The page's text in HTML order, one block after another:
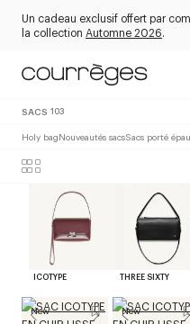
Un cadeau exclusif offert par
la collection Automne 2026.
SACS 103
Holy bagNouveautés sacsSacs porté
ICOTYPE THREE SIXTY
New New